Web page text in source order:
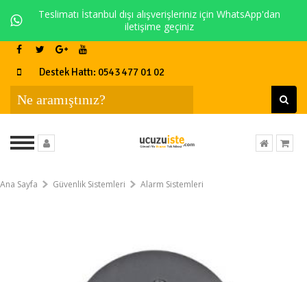
Teslimatı İstanbul dışı alışverişleriniz için WhatsApp'dan
iletişime geçiniz
Destek Hattı: 0543 477 01 02
Ana Sayfa Güvenlik Sistemleri Alarm Sistemleri